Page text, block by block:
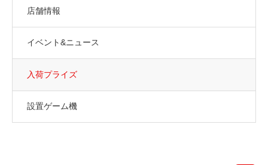
店舗情報
イベント&ニュース
入荷プライズ
設置ゲーム機